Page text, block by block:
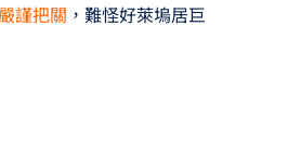
謹把關 ，難怪好萊塢居巨